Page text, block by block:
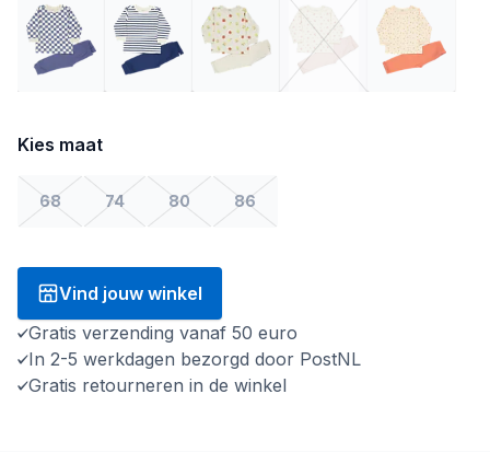
Kies maat
68 74 80 86
Vind jouw winkel
Gratis verzending vanaf 50 euro
In 2-5 werkdagen bezorgd door PostNL
Gratis retourneren in de winkel